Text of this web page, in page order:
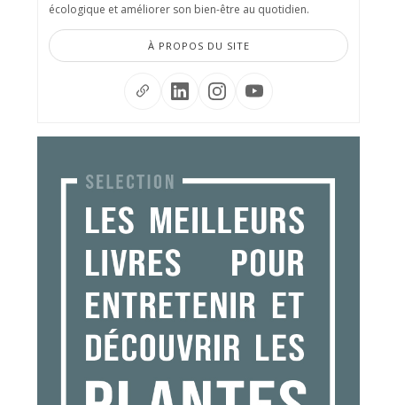
écologique et améliorer son bien-être au quotidien.
À PROPOS DU SITE